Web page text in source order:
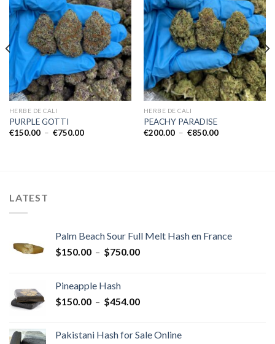
HERBE DE CALI
PURPLE GOTTI
€150.00 – €750.00Plage
HERBE DE CALI
PEACHY PARADISE
€200.00 – €850.00Plage
LATEST
Palm Beach Sour Full Melt Hash en France
$150.00 – $750.00Plage
à
Pineapple Hash
$150.00 – $454.00Plage
$150.00
Pakistani Hash for Sale Online